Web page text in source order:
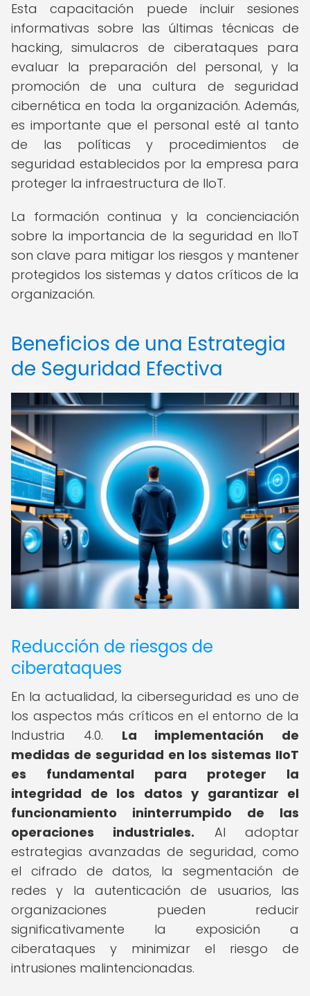
Esta capacitación puede incluir sesiones
informativas sobre las últimas técnicas de
hacking, simulacros de ciberataques para
evaluar la preparación del personal, y la
promoción de una cultura de seguridad
cibernética en toda la organización. Además,
es importante que el personal esté al tanto
de las políticas y procedimientos de
seguridad establecidos por la empresa para
proteger la infraestructura de IIoT.
La formación continua y la concienciación
sobre la importancia de la seguridad en IIoT
son clave para mitigar los riesgos y mantener
protegidos los sistemas y datos críticos de la
organización.
Beneficios de una Estrategia
de Seguridad Efectiva
Reducción de riesgos de
ciberataques
En la actualidad, la ciberseguridad es uno de
los aspectos más críticos en el entorno de la
Industria 4.0. La implementación de
medidas de seguridad en los sistemas IIoT
es fundamental para proteger la
integridad de los datos y garantizar el
funcionamiento ininterrumpido de las
operaciones industriales. Al adoptar
estrategias avanzadas de seguridad, como
el cifrado de datos, la segmentación de
redes y la autenticación de usuarios, las
organizaciones pueden reducir
significativamente la exposición a
ciberataques y minimizar el riesgo de
intrusiones malintencionadas.